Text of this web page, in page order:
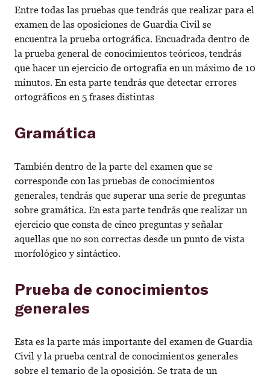
Entre todas las pruebas que tendrás que realizar para el
examen de las oposiciones de Guardia Civil se
encuentra la prueba ortográfica. Encuadrada dentro de
la prueba general de conocimientos teóricos, tendrás
que hacer un ejercicio de ortografía en un máximo de 10
minutos. En esta parte tendrás que detectar errores
ortográficos en 5 frases distintas
Gramática
También dentro de la parte del examen que se
corresponde con las pruebas de conocimientos
generales, tendrás que superar una serie de preguntas
sobre gramática. En esta parte tendrás que realizar un
ejercicio que consta de cinco preguntas y señalar
aquellas que no son correctas desde un punto de vista
morfológico y sintáctico.
Prueba de conocimientos
generales
Esta es la parte más importante del examen de Guardia
Civil y la prueba central de conocimientos generales
sobre el temario de la oposición. Se trata de un